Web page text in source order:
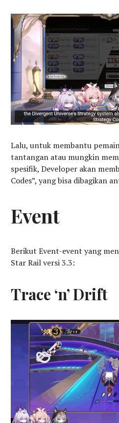
Lalu, untuk membantu
tantangan atau mungkin
spesifik, Developer akan
Codes”, yang bisa dibagikan
Event
Berikut Event-event yang
Star Rail versi 3.3:
Trace ‘n’ Drift